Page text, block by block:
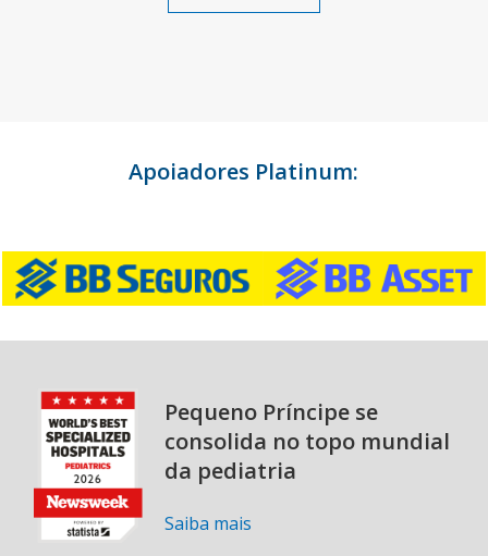
Apoiadores Platinum:
Pequeno Príncipe se
consolida no topo mundial
da pediatria
Saiba mais